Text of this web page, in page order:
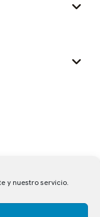
y nuestro servicio.